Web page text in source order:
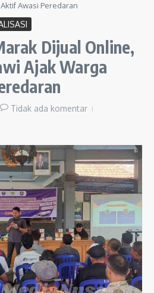
Awasi Peredaran
Dijual Online,
Ajak Warga
Tidak ada komentar